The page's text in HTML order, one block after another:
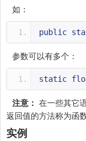
如：
public
参数可以有多个：
static
注意： 在一些其它
返回值的方法称为函
实例